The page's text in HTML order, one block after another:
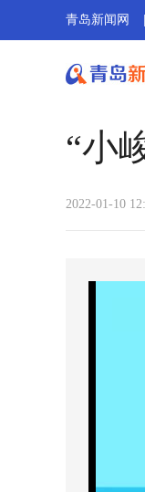
青岛新闻网
“小
2022-01-10